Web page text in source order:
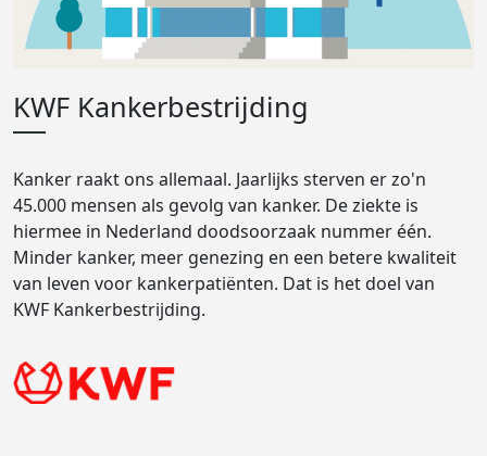
KWF Kankerbestrijding
Kanker raakt ons allemaal. Jaarlijks sterven er zo'n
45.000 mensen als gevolg van kanker. De ziekte is
hiermee in Nederland doodsoorzaak nummer één.
Minder kanker, meer genezing en een betere kwaliteit
van leven voor kankerpatiënten. Dat is het doel van
KWF Kankerbestrijding.